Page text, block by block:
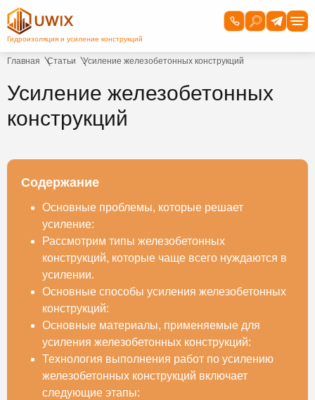
Главная Статьи Усиление железобетонных конструкций
Усиление железобетонных
конструкций
Содержание
Основные проблемы, которые решает
усиление:
Рассмотрим типы железобетонных
конструкций, которые чаще всего нуждаются в
усилении.
Основные способы усиления железобетонных
конструкций:
Основные материалы, применяемые для
усиления железобетонных конструкций:
Технология выполнения работ по усилению
железобетонных конструкций включает
следующие этапы: